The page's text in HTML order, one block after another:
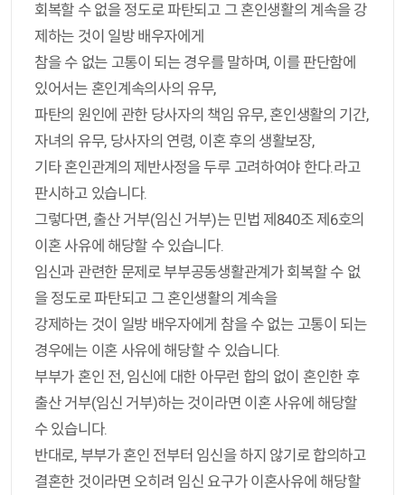
회복할 수 없을 정도로 파탄되고 그 혼인생활의 계속을 강
제하는 것이 일방 배우자에게
참을 수 없는 고통이 되는 경우를 말하며, 이를 판단함에
있어서는 혼인계속의사의 유무,
파탄의 원인에 관한 당사자의 책임 유무, 혼인생활의 기간,
자녀의 유무, 당사자의 연령, 이혼 후의 생활보장,
기타 혼인관계의 제반사정을 두루 고려하여야 한다.라고
판시하고 있습니다.
그렇다면, 출산 거부(임신 거부)는 민법 제840조 제6호의
이혼 사유에 해당할 수 있습니다.
임신과 관련한 문제로 부부공동생활관계가 회복할 수 없
을 정도로 파탄되고 그 혼인생활의 계속을
강제하는 것이 일방 배우자에게 참을 수 없는 고통이 되는
경우에는 이혼 사유에 해당할 수 있습니다.
부부가 혼인 전, 임신에 대한 아무런 합의 없이 혼인한 후
출산 거부(임신 거부)하는 것이라면 이혼 사유에 해당할
수 있습니다.
반대로, 부부가 혼인 전부터 임신을 하지 않기로 합의하고
결혼한 것이라면 오히려 임신 요구가 이혼사유에 해당할